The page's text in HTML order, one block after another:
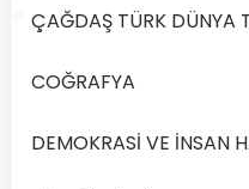
ÇAĞDAŞ TÜRK DÜNYA
COĞRAFYA
DEMOKRASİ VE İNSAN